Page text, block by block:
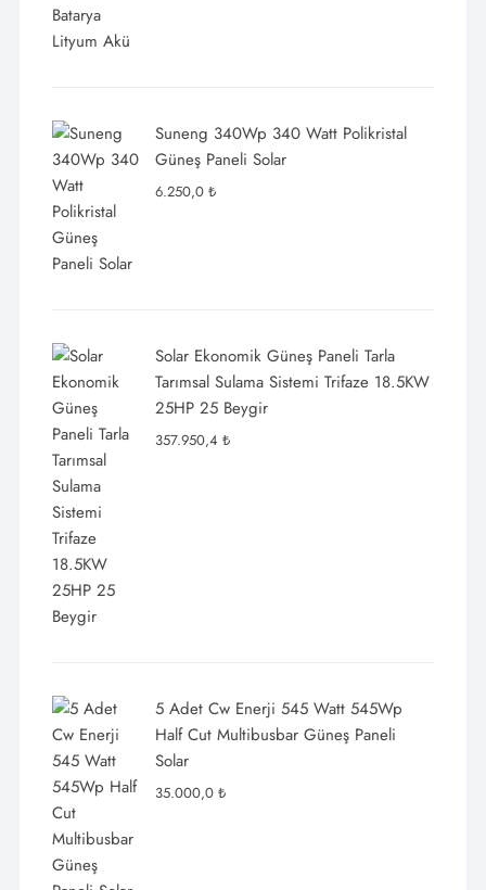
Suneng 340Wp 340 Watt Polikristal
Güneş Paneli Solar
6.250,0₺
Solar Ekonomik Güneş Paneli Tarla
Tarımsal Sulama Sistemi Trifaze 18.5KW
25HP 25 Beygir
357.950,4₺
5 Adet Cw Enerji 545 Watt 545Wp
Half Cut Multibusbar Güneş Paneli
Solar
35.000,0₺